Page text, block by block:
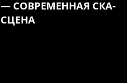
— СОВРЕМЕННАЯ СКА-
СЦЕНА